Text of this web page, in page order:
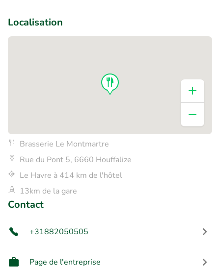
Localisation
Brasserie Le Montmartre
Rue du Pont 5, 6660 Houffalize
Le Havre à 414 km de l'hôtel
13km de la gare
Contact
+31882050505
Page de l'entreprise